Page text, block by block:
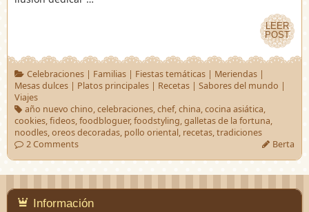
LEER
POST
LEER
POST
Celebraciones| Familias| Fiestas temáticas| Meriendas|
Mesas dulces | Platos principales | Recetas | Sabores del mundo |
Viajes
año nuevo chino,celebraciones,chef,china,cocina asiática,
cookies,fideos,foodbloguer,foodstyling,galletas de la fortuna,
noodles,oreos decoradas, pollo oriental, recetas,tradiciones
2 Comments
Berta
Información